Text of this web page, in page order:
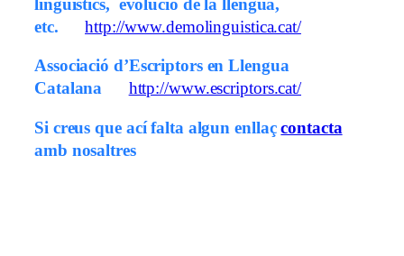
lingüístics, evolució de la llengua,
etc.
http://www.demolinguistica.cat/
Associació d’Escriptors en Llengua
Catalana
http://www.escriptors.cat/
Si creus que ací falta algun enllaçcontacta
amb nosaltres